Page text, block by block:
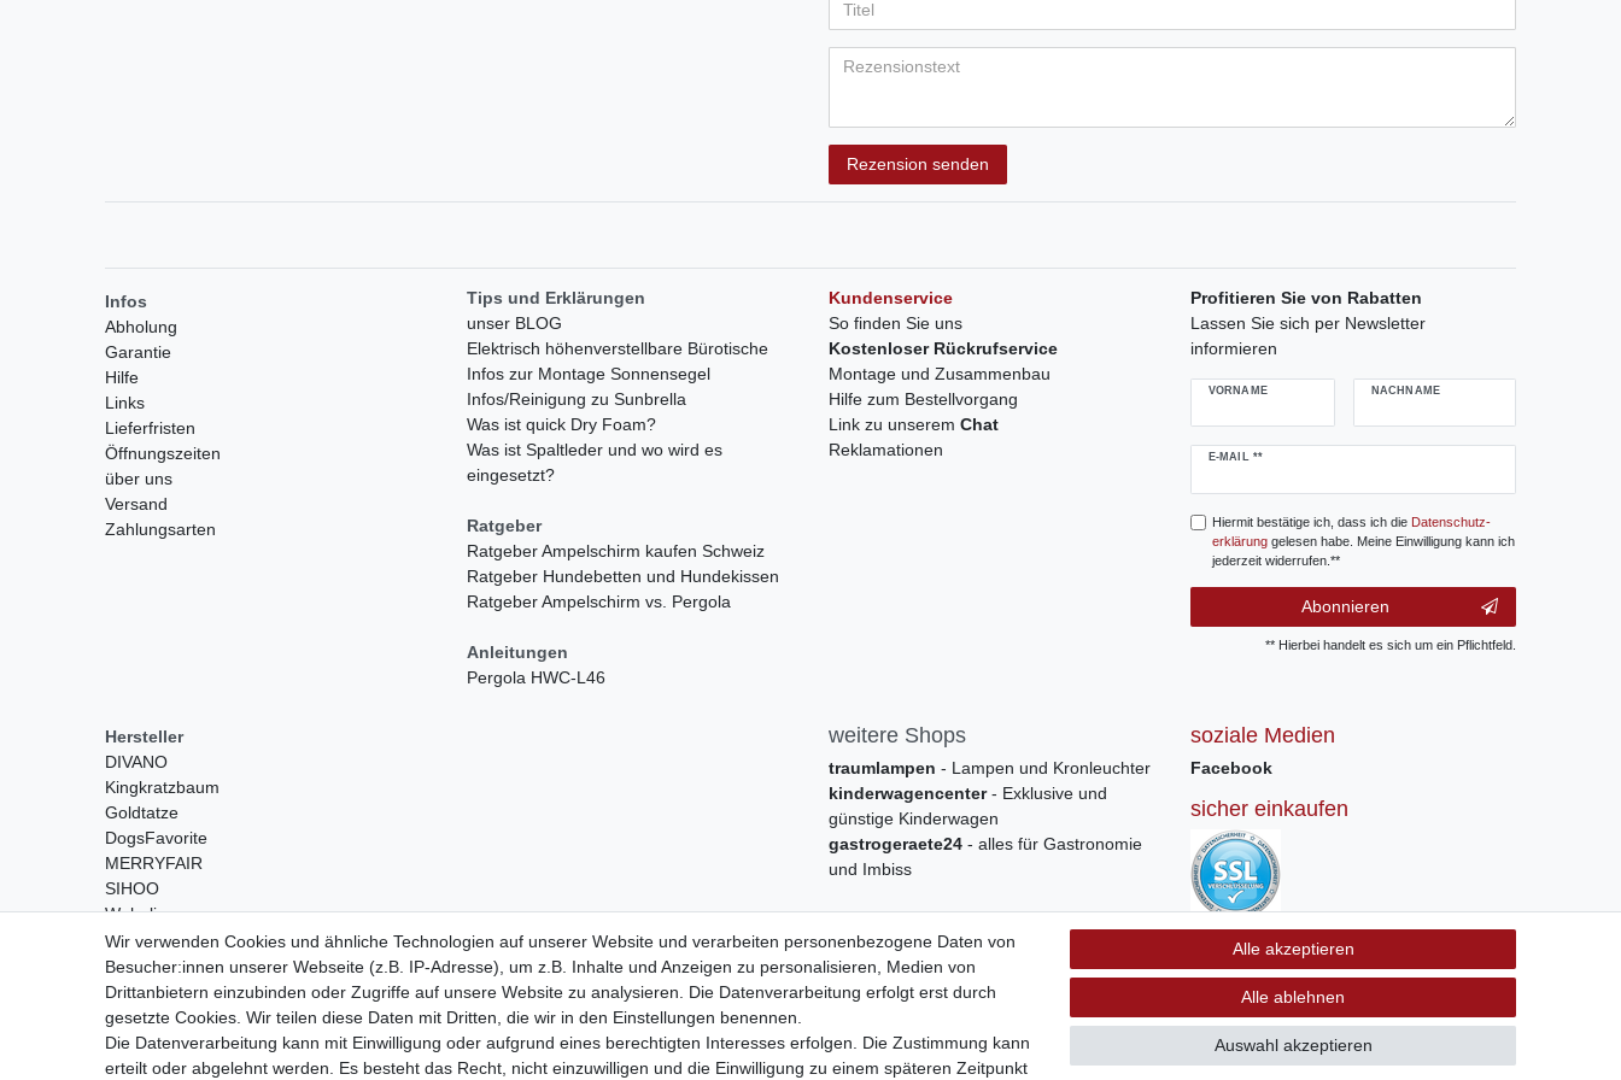
Bewertungssternen
Bewertungssternen
Bewertungssternen
Bewertungssternen
Bewertungssternen
Anzeigename
(optional)
Rezension senden
Infos
Abholung
Garantie
Hilfe
Links
Lieferfristen
Öffnungszeiten
über uns
Versand
Zahlungsarten
Tips und Erklärungen
unser BLOG
Elektrisch höhenverstellbare Bürotische
Infos zur Montage Sonnensegel
Infos/Reinigung zu Sunbrella
Was ist quick Dry Foam?
Was ist Spaltleder und wo wird es
eingesetzt?
Ratgeber
Ratgeber Ampelschirm kaufen Schweiz
Ratgeber Hundebetten und Hundekissen
Ratgeber Ampelschirm vs. Pergola
Anleitungen
Pergola HWC-L46
Kundenservice
So finden Sie uns
Kostenloser Rückrufservice
Montage und Zusammenbau
Hilfe zum Bestellvorgang
Link zu unserem Chat
Reklamationen
Profitieren Sie von Rabatten
Lassen Sie sich per Newsletter
informieren
VORNAME NACHNAME
E-MAIL **
Newsletter
Hiermit bestätige ich, dass ich die Daten­schutz­
erklärunggelesen habe. Meine Einwilligung kann ich
jederzeit widerrufen.**
Abonnieren
** Hierbei handelt es sich um ein Pflichtfeld.
Hersteller
DIVANO
Kingkratzbaum
Goldtatze
DogsFavorite
MERRYFAIR
SIHOO
Wohnling
weitere Shops
traumlampen - Lampen und Kronleuchter
kinderwagencenter- Exklusive und
günstige Kinderwagen
gastrogeraete24 - alles für Gastronomie
und Imbiss
soziale Medien
Facebook
sicher einkaufen
Sichere Bestellung und Zahlung via SSL
Verschlüsselung
Wir verwenden Cookies und ähnliche Technologien auf unserer Website und verarbeiten personenbezogene Daten von
Besucher:innen unserer Webseite (z.B. IP-Adresse), um z.B. Inhalte und Anzeigen zu personalisieren, Medien von
Drittanbietern einzubinden oder Zugriffe auf unsere Website zu analysieren. Die Datenverarbeitung erfolgt erst durch
gesetzte Cookies. Wir teilen diese Daten mit Dritten, die wir in den Einstellungen benennen.
Die Datenverarbeitung kann mit Einwilligung oder aufgrund eines berechtigten Interesses erfolgen. Die Zustimmung kann
erteilt oder abgelehnt werden. Es besteht das Recht, nicht einzuwilligen und die Einwilligung zu einem späteren Zeitpunkt
Alle akzeptieren
Alle ablehnen
Auswahl akzeptieren